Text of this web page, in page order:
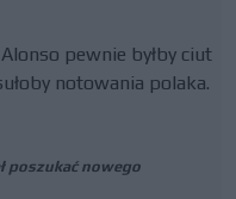
pewnie byłby ciut
notowania polaka.
poszukać nowego